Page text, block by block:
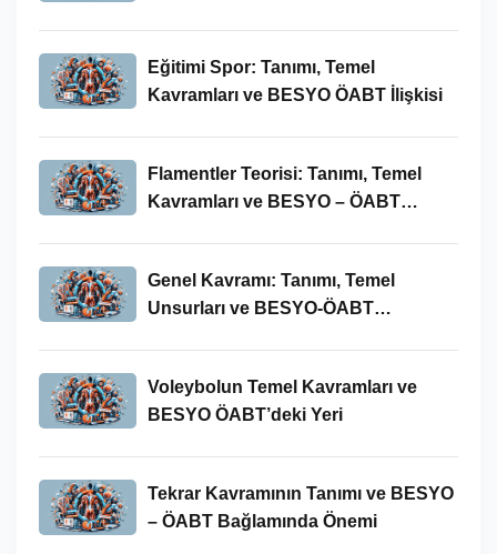
Eğitimi Spor: Tanımı, Temel
Kavramları ve BESYO ÖABT İlişkisi
Flamentler Teorisi: Tanımı, Temel
Kavramları ve BESYO – ÖABT
Genel Kavramı: Tanımı, Temel
Unsurları ve BESYO-ÖABT
Voleybolun Temel Kavramları ve
BESYO ÖABT’deki Yeri
Tekrar Kavramının Tanımı ve BESYO
– ÖABT Bağlamında Önemi